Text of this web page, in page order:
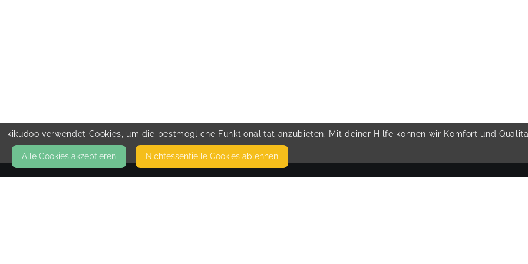
kikudoo verwendet Cookies, um die bestmögliche Funktionalität anzubieten. Mit deiner Hilfe können wir Komfort und
Alle Cookies akzeptieren Nicht­essentielle Cookies ablehnen